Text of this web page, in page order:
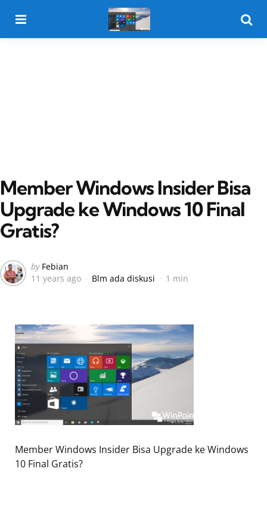
Member Windows Insider Bisa
Upgrade ke Windows 10 Final
Gratis?
Posted
by
by Febian
11 years ago
Blm ada diskusi 1 min
Member Windows Insider Bisa Upgrade ke Windows
10 Final Gratis?